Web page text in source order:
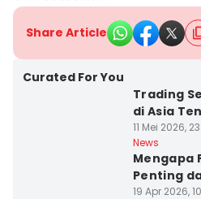
Share Article
Curated For You
Trading
di Asia
11 Mei 2026,
News
Mengapa
Penting
19 Apr 2026,